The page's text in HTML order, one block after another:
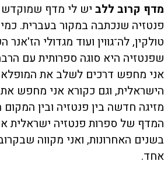
מדף קרוב ללב יש לי מדף שמוקדש
פנטזיה שנכתבה במקור בעברית.
טולקין, לה־גווין ועוד מגדולי
שפנטזיה היא סוגה ספרותית עם
אני מחפש דרכים לשלב את
הישראלית, וגם כקורא אני מחפש
מזיגה חדשה בין פנטזיה ובין
המדף של ספרות פנטזיה ישראלית
בשנים האחרונות, ואני מקווה
אחד.